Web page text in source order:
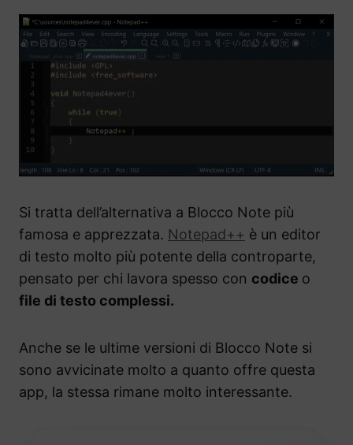
Si tratta dell’alternativa a Blocco Note più
famosa e apprezzata. Notepad++ è un editor
di testo molto più potente della controparte,
pensato per chi lavora spesso con codice o
file di testo complessi.
Anche se le ultime versioni di Blocco Note si
sono avvicinate molto a quanto offre questa
app, la stessa rimane molto interessante.